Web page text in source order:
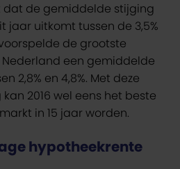
dat de gemiddelde stijging
jaar uitkomt tussen de 3,5%
de grootste
een gemiddelde
2,8% en 4,8%. Met deze
2016 wel eens het beste
in 15 jaar worden.
hypotheekrente